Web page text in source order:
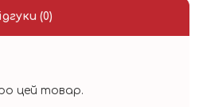
(0)
цей товар.